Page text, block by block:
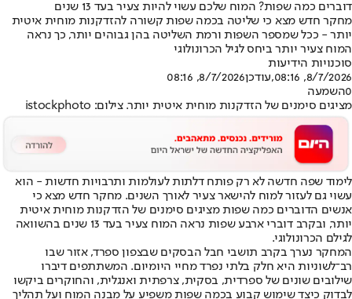
דוברים כמה שפות? המוח שלכם עשוי להיות צעיר בעד 13 שנים
מחקר חדש מצא כי שליטה בכמה שפות קשורה להזדקנות מוחית איטית
יותר - ככל שמספר השפות ורמת השליטה בהן גבוהים יותר, כך נראה
המוח צעיר יותר ביחס לגיל הכרונולוגי
סוכנויות הידיעות
8/7/2026, 08:16
,עודכן8/7/2026, 08:16
0השמעה
מציגים סימנים של הזדקנות מוחית איטית יותר. צילום: istockphoto
לימוד שפה חדשה לא רק פותח דלתות לעולמות ותרבויות חדשות - הוא
עשוי גם לעזור למוח להישאר צעיר לאורך השנים. מחקר חדש מצא כי
אנשים הדוברים כמה שפות מציגים סימנים של הזדקנות מוחית איטית
יותר, ובקרב דוברי ארבע שפות נראה המוח צעיר בעד 13 שנים בהשוואה
לגילם הכרונולוגי.
המחקר נערך בקרב תושבי חבל הבסקים שבצפון ספרד, אזור שבו
רב־לשוניות היא חלק בלתי נפרד מחיי היומיום. המשתתפים דיברו
שילובים שונים של ספרדית, בסקית, צרפתית ואנגלית, והחוקרים ביקשו
לבדוק כיצד שימוש קבוע בכמה שפות משפיע על מבנה המוח ועל תהליך